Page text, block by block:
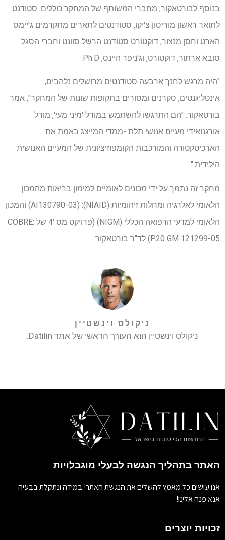
בנוסף לבורטאקור, מחברי המשותף של המחקר כוללים: סטודנט
לתואר ראשון מוריסון צ'יקו, סטודנטים לתארים מתקדמים ג'יימס
הארט וחסן מנצור, דוקטורט סטודנט הרשל סוונט וחברי הסגל
סובא ארתור, דוקטורט, וג'ניפר היינס, Ph.D.
"היה מרגש לחנך ארבעה סטודנטים מרושלים נלהבים,
אינטליגנטים, סקרנים ומסורים בתקופות שונות של המחקר", אמר
בורטאקור. "הם התרגשו להשתמש במודל 'מיני מעי', מודל
אורגנואידי מעיים אנושי תלת -ממדי המייצג באמת את
הארכיטקטורה והמורכבות הקומפוזיציונית של המעיים האנושית
הילידית."
מחקר זה נתמך על ידי מכונים לאומיים למימון בריאות מהמכון
הלאומי לאלרגיה ומחלות זיהומיות (NIAID): (AI130790-03) והמכון
הלאומי למדעי הרפואה הכללי (NIGM) (פרויקט מס '4 של COBRE:
P20 GM 121299-05) לד"ר בורטאקור.
ניקולס וינשטיין
ניקולס וינשטיין הוא העורך הראשי של אתר Datilin.
האתר בתהליך הנגשה לבעלי מוגבלויות
אנו עושים כל מאמץ להשלים את הנגשת האתר! במידה ונתקלת בבעיה
אנא פנה אלינו!
זכויות יוצרים